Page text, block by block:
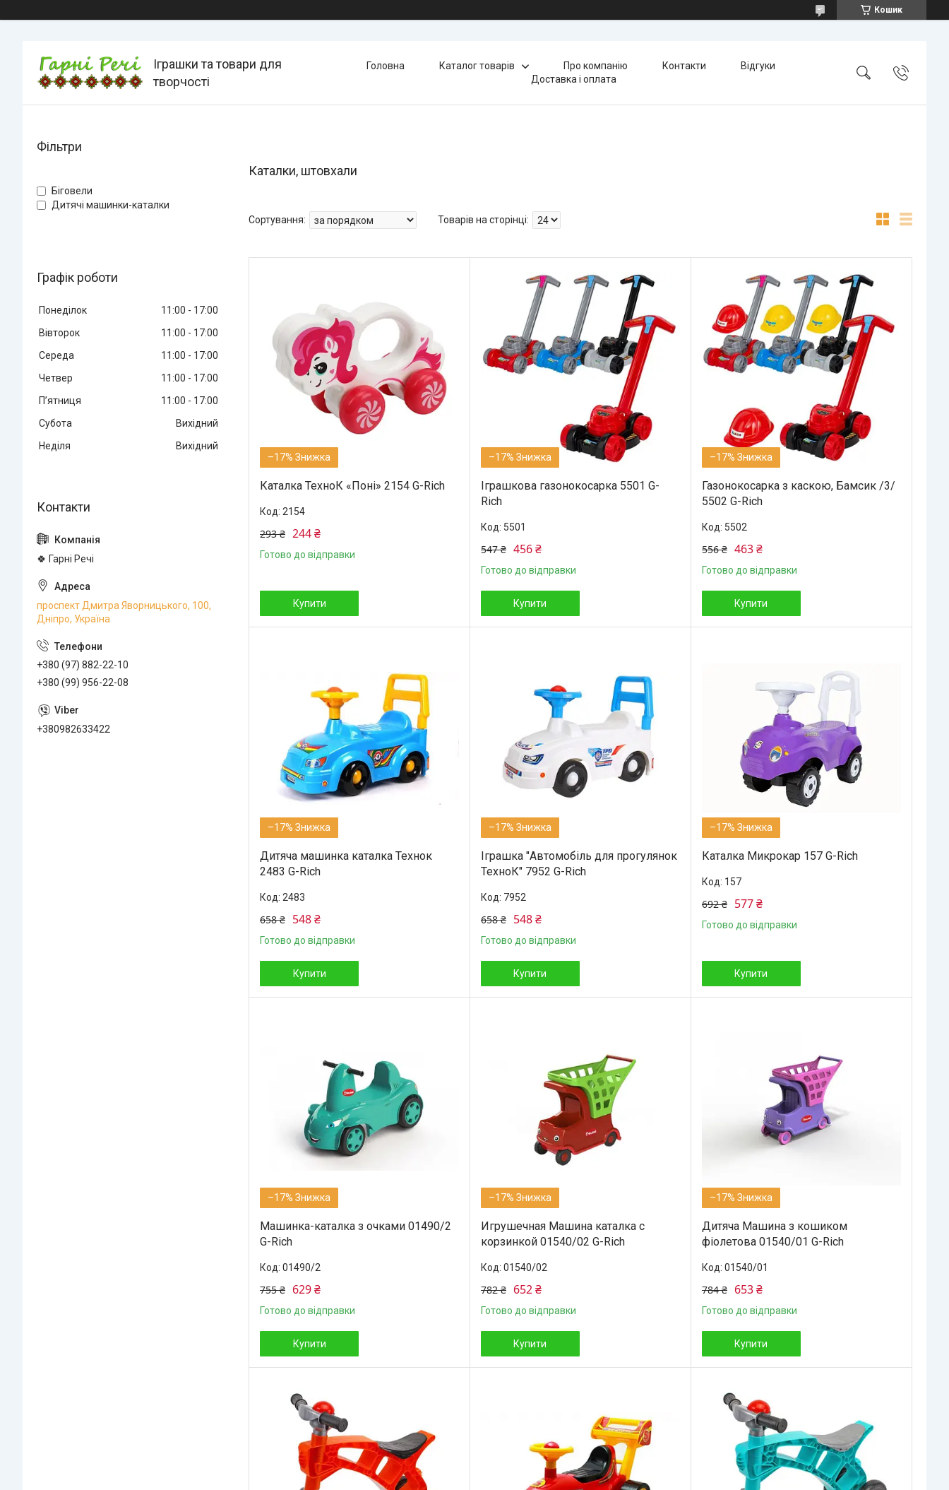
Кошик
Іграшки та товари для
творчості
Головна Каталог товарів Про компанію Контакти
Відгуки
Доставка і оплата
Каталки, штовхали
–17%
Каталка ТехноК «Поні» 2154 G-Rich
2154
293 ₴ 244 ₴
Готово до відправки
Купити
–17%
Іграшкова газонокосарка 5501 G-
Rich
5501
547 ₴ 456 ₴
Готово до відправки
Купити
–17%
Газонокосарка з каскою, Бамсик /3/
5502 G-Rich
5502
556 ₴ 463 ₴
Готово до відправки
Купити
–17%
Дитяча машинка каталка Технок
2483 G-Rich
2483
658 ₴ 548 ₴
Готово до відправки
Купити
–17%
Іграшка "Автомобіль для прогулянок
ТехноК" 7952 G-Rich
7952
658 ₴ 548 ₴
Готово до відправки
Купити
–17%
Каталка Микрокар 157 G-Rich
157
692 ₴ 577 ₴
Готово до відправки
Купити
–17%
Машинка-каталка з очками 01490/2
G-Rich
01490/2
755 ₴ 629 ₴
Готово до відправки
Купити
–17%
Игрушечная Машина каталка с
корзинкой 01540/02 G-Rich
01540/02
782 ₴ 652 ₴
Готово до відправки
Купити
–17%
Дитяча Машина з кошиком
фіолетова 01540/01 G-Rich
01540/01
784 ₴ 653 ₴
Готово до відправки
Купити
Фільтри
Біговели
Дитячі машинки-каталки
Графік роботи
Понеділок 11:00
17:00
Вівторок
11:00
17:00
Середа
11:00
17:00
Четвер
11:00
17:00
Пʼятниця
11:00
17:00
Субота
Вихідний
Неділя
Вихідний
🍀 Гарні Речі
проспект Дмитра Яворницького, 100,
Дніпро, Україна
+380 (97) 882-22-10
+380 (99) 956-22-08
+380982633422